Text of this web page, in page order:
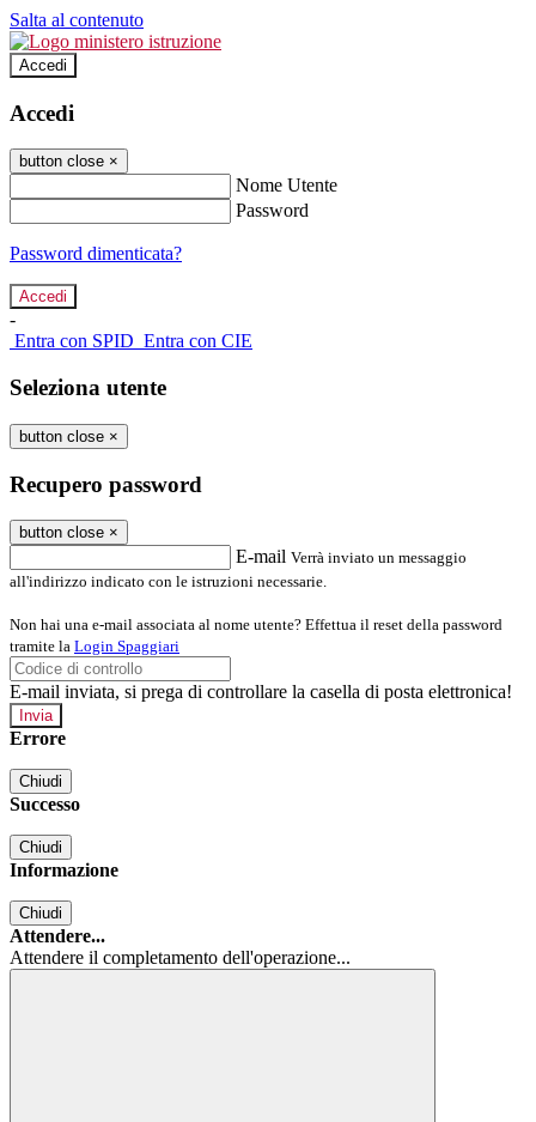
Salta al contenuto
Accedi
Accedi
button close ×
Nome Utente
Password
Password dimenticata?
-
Entra con SPID Entra con CIE
Seleziona utente
button close ×
Recupero password
button close ×
E-mail Verrà inviato un messaggio
all'indirizzo indicato con le istruzioni necessarie.
Non hai una e-mail associata al nome utente? Effettua il reset della password
tramite la Login Spaggiari
E-mail inviata, si prega di controllare la casella di posta elettronica!
Errore
Chiudi
Successo
Chiudi
Informazione
Chiudi
Attendere...
Attendere il completamento dell'operazione...